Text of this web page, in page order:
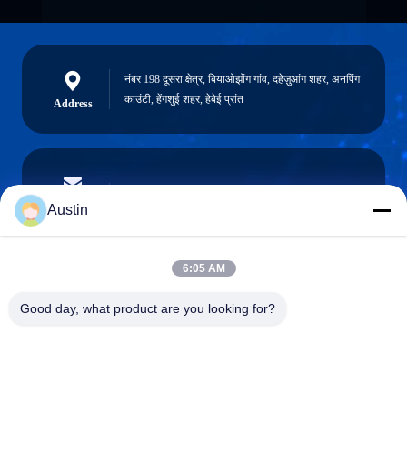
Address
नंबर 198 दूसरा क्षेत्र, बियाओझोंग गांव, दहेज़ुआंग शहर, अनपिंग
काउंटी, हेंगशुई शहर, हेबेई प्रांत
E-mail
Phone
Austin
6:05 AM
Good day, what product are you looking for?